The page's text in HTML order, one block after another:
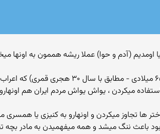
اومدیم (آدم و حوا) عملا ریشه هممون به اونها
میکردن ، یواش یواش مردم ایران هم
ها تجاوز میکردن و اونهارو به کنیزی یا همسری
باعث ننگ میشد و همه میفهمیدن به مادر بچه